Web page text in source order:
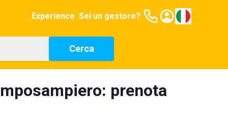
Experience Sei un gestore?
Cerca
prenota